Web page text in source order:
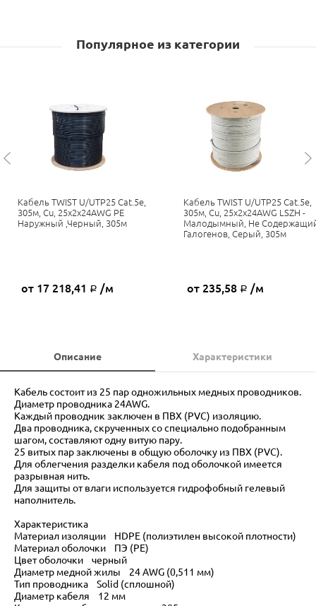
Популярное из категории
Кабель TWIST U/UTP25 Cat.5e,
305м, Cu, 25x2x24AWG PE
Наружный ,черный, 305м
от 17 218,41 Р /м
Кабель TWIST U/UTP25 Cat.5e,
305м, Cu, 25x2x24AWG LSZH -
Малодымный, Не
Галогенов, Серый, 305м
от 235,58 Р /м
Описание Характеристики
Кабель состоит из 25 пар одножильных медных проводников.
Диаметр проводника 24AWG.
Каждый проводник заключен в ПВХ (PVC) изоляцию.
Два проводника, скрученных со специально подобранным
шагом, составляют одну витую пару.
25 витых пар заключены в общую оболочку из ПВХ (PVC).
Для облегчения разделки кабеля под оболочкой имеется
разрывная нить.
Для защиты от влаги используется гидрофобный гелевый
наполнитель.
Характеристика
Материал изоляции HDPE (полиэтилен высокой плотности)
Материал оболочки ПЭ (PE)
Цвет оболочки черный
Диаметр медной жилы 24 AWG (0,511 мм)
Тип проводника Solid (сплошной)
Диаметр кабеля 12 мм